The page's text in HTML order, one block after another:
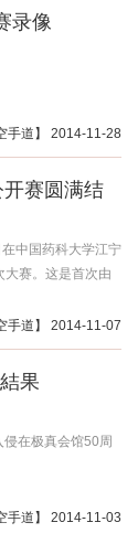
录像
手道 】 2014-11-28
开赛圆满结
中国药科大学江宁
赛。这是首次由
手道 】 2014-11-07
果
在极真会馆50周
手道 】 2014-11-03